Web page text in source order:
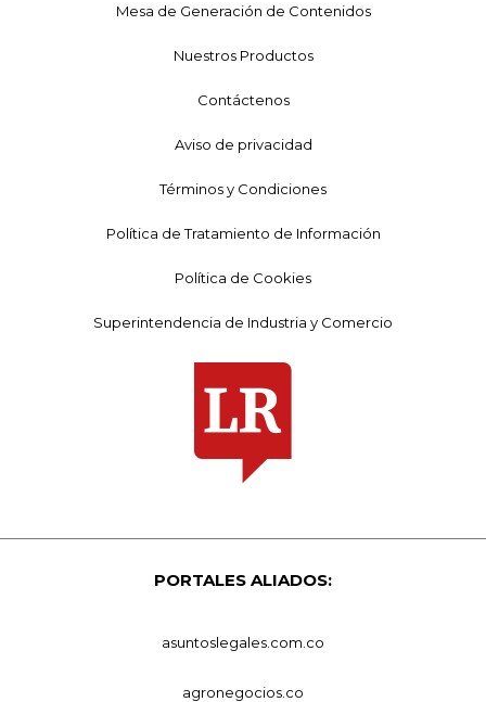
Mesa de Generación de Contenidos
Nuestros Productos
Contáctenos
Aviso de privacidad
Términos y Condiciones
Política de Tratamiento de Información
Política de Cookies
Superintendencia de Industria y Comercio
PORTALES ALIADOS:
asuntoslegales.com.co
agronegocios.co